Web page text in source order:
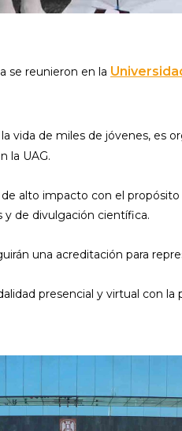
se reunieron en la
vida de miles de jóvenes, es
la UAG.
alto impacto con el
y de divulgación científica.
una acreditación para
presencial y virtual con la